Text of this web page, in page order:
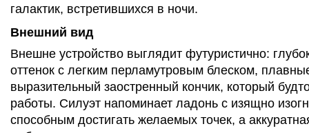
галактик, встретившихся в ночи.
Внешний вид
Внешне устройство выглядит футуристично:
оттенок с легким перламутровым блеском,
выразительный заостренный кончик, который
работы. Силуэт напоминает ладонь с изящно
способным достигать желаемых точек, а